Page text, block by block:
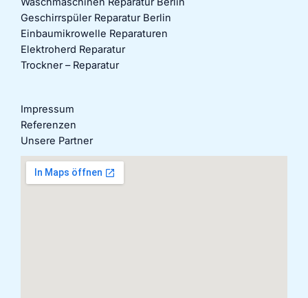
Geschirrspüler Reparatur Berlin
Einbaumikrowelle Reparaturen
Elektroherd Reparatur
Trockner – Reparatur
Impressum
Referenzen
Unsere Partner